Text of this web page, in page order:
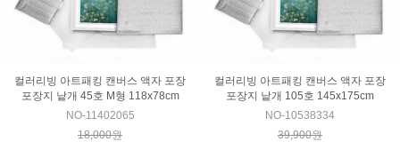
컬러리빙 아트패킹 캔버스 액자 포장
포장지 낱개 45호 M형 118x78cm
NO-11402065
18,000원
컬러리빙 아트패킹 캔버스 액자 포장
포장지 낱개 105호 145x175cm
NO-10538334
39,900원